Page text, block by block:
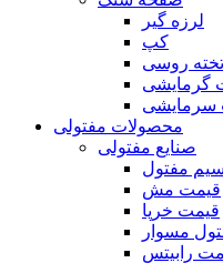
لرزه گیر
کپ
تخته روسی
گرمایشی
سرمایشی
محصولات مفتولی
صنایع مفتولی
مفتول
قیمت مش
قیمت خرپا
مسوار
رابیتس